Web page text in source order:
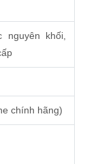
khối,
chính hãng)